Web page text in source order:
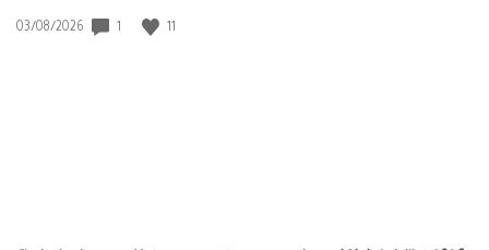
Date
03/08/2026 1 11